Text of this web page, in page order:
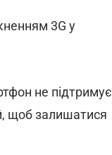
3G у
не підтримує
щоб залишатися